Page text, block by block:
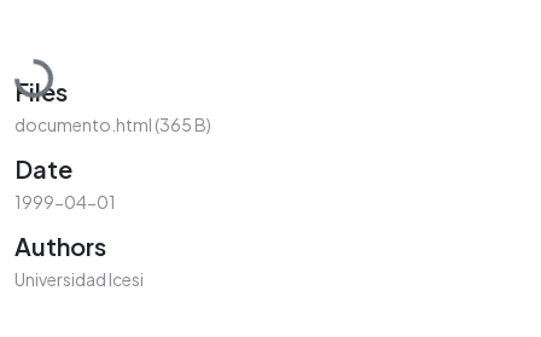
Loading...
Files
documento.html (365 B)
Date
1999-04-01
Authors
Universidad Icesi